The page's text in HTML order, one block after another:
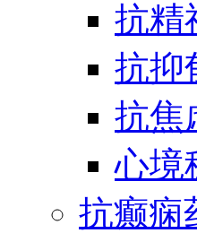
抗精
抗抑
抗焦
心境
抗癫痫